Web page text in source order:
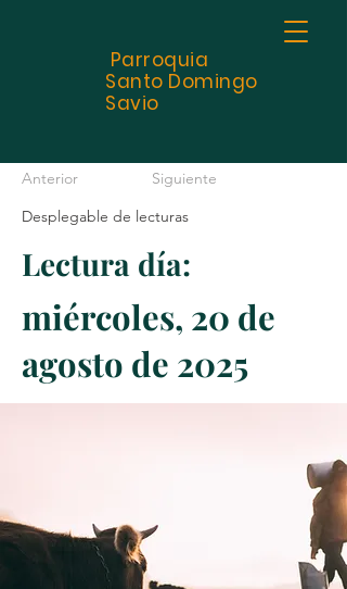
Parroquia
Santo Domingo
Savio
Anterior
Siguiente
Desplegable de lecturas
Lectura día:
miércoles, 20 de
agosto de 2025